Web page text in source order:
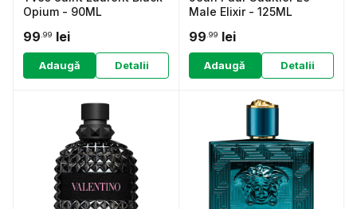
Opium - 90ML
99 .99 lei
Adaugă Detalii
Male Elixir - 125ML
99 .99 lei
Adaugă Detalii